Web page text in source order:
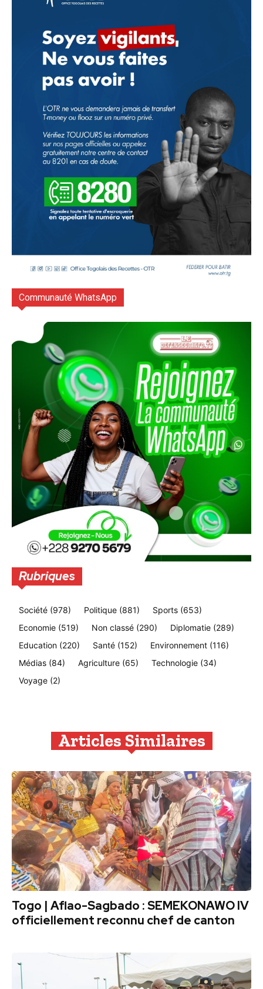
Communauté WhatsApp
Rubriques
Société (978) Politique (881) Sports (653)
Economie (519) Non classé (290) Diplomatie (289)
Education (220) Santé (152) Environnement (116)
Médias (84) Agriculture (65) Technologie (34)
Voyage (2)
Articles Similaires
Togo | Aflao-Sagbado : SEMEKONAWO IV
officiellement reconnu chef de canton